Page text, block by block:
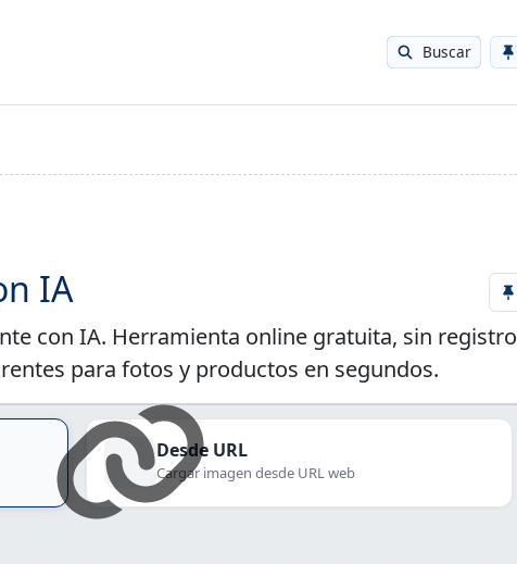
Buscar
IA
con IA. Herramienta online gratuita, sin registro
para fotos y productos en segundos.
Desde URL
Cargar imagen desde URL web